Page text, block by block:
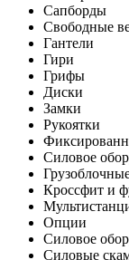
Сапборды
Свободные
Гантели
Гири
Грифы
Диски
Замки
Рукоятки
Силовое
Кроссфит и
Опции
Силовое
Силовые